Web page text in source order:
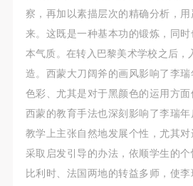
察，再加以素描层次的精确分析，
来。这既是一种基本功的锻炼，同
本气质。在转入巴黎美术学校之后，
造。西蒙大刀阔斧的画风影响了李
色彩、尤其是对于黑颜色的运用方面
西蒙的教育手法也深刻影响了李瑞
教学上主张自然地发展个性，尤其对
采取启发引导的办法，依顺学生的个
比利时、法国两地的转益多师，使
快捷登录
手机号码
手机号码将作为您的